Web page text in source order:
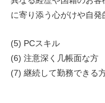
に寄り添う心がけや自発
(5) PCスキル
(6) 注意深く几帳面な方
(7) 継続して勤務できる